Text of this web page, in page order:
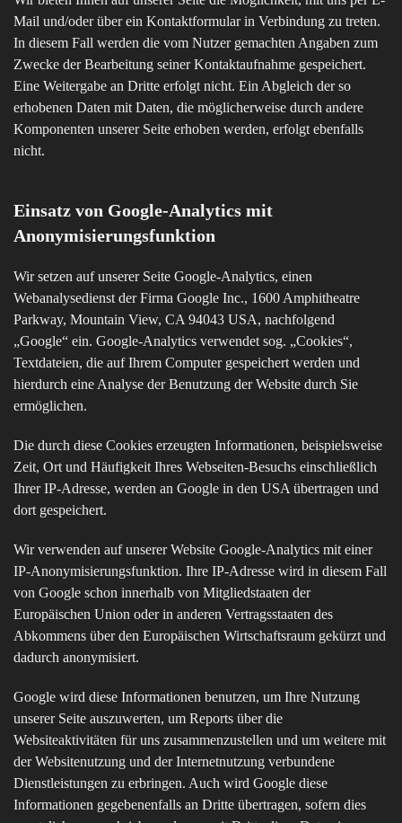
Mail und/oder über ein Kontaktformular in Verbindung zu treten.
In diesem Fall werden die vom Nutzer gemachten Angaben zum
Zwecke der Bearbeitung seiner Kontaktaufnahme gespeichert.
Eine Weitergabe an Dritte erfolgt nicht. Ein Abgleich der so
erhobenen Daten mit Daten, die möglicherweise durch andere
Komponenten unserer Seite erhoben werden, erfolgt ebenfalls
nicht.
Einsatz von Google-Analytics mit
Anonymisierungsfunktion
Wir setzen auf unserer Seite Google-Analytics, einen
Webanalysedienst der Firma Google Inc., 1600 Amphitheatre
Parkway, Mountain View, CA 94043 USA, nachfolgend
„Google“ ein. Google-Analytics verwendet sog. „Cookies“,
Textdateien, die auf Ihrem Computer gespeichert werden und
hierdurch eine Analyse der Benutzung der Website durch Sie
ermöglichen.
Die durch diese Cookies erzeugten Informationen, beispielsweise
Zeit, Ort und Häufigkeit Ihres Webseiten-Besuchs einschließlich
Ihrer IP-Adresse, werden an Google in den USA übertragen und
dort gespeichert.
Wir verwenden auf unserer Website Google-Analytics mit einer
IP-Anonymisierungsfunktion. Ihre IP-Adresse wird in diesem Fall
von Google schon innerhalb von Mitgliedstaaten der
Europäischen Union oder in anderen Vertragsstaaten des
Abkommens über den Europäischen Wirtschaftsraum gekürzt und
dadurch anonymisiert.
Google wird diese Informationen benutzen, um Ihre Nutzung
unserer Seite auszuwerten, um Reports über die
Websiteaktivitäten für uns zusammenzustellen und um weitere mit
der Websitenutzung und der Internetnutzung verbundene
Dienstleistungen zu erbringen. Auch wird Google diese
Informationen gegebenenfalls an Dritte übertragen, sofern dies